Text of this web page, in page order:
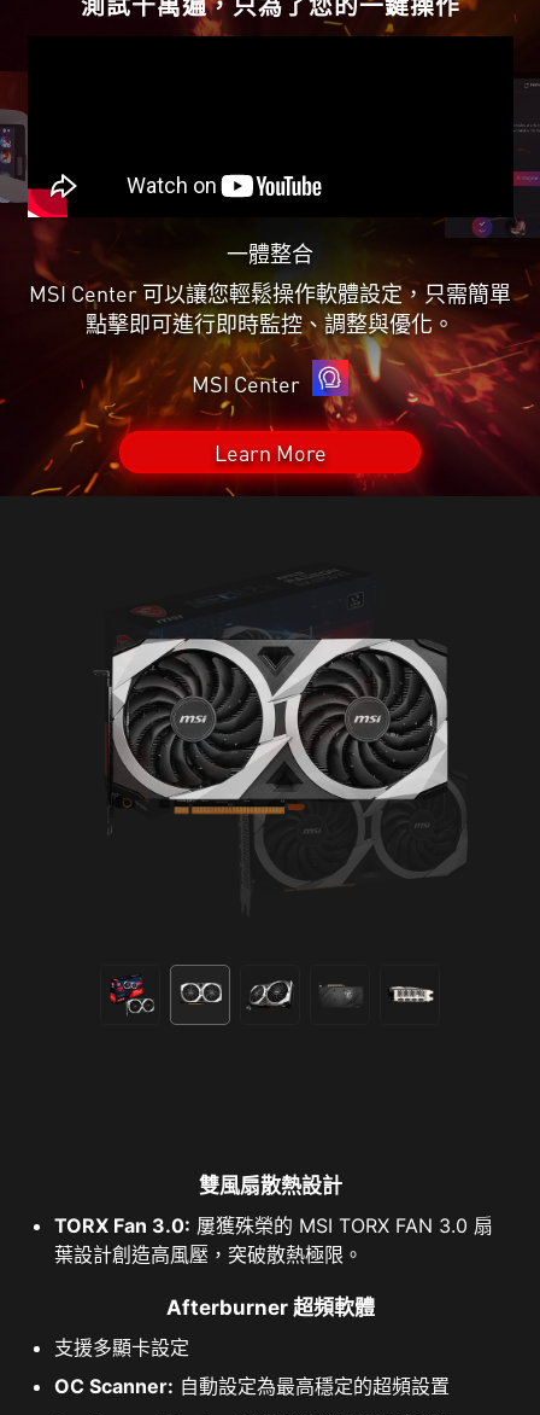
一體整合
MSI Center 可以讓您輕鬆操作軟體設定，只需簡單
點擊即可進行即時監控、調整與優化。
MSI Center
Learn More
雙風扇散熱設計
TORX Fan 3.0: 屢獲殊榮的 MSI TORX FAN 3.0 扇
葉設計創造高風壓，突破散熱極限。
Afterburner 超頻軟體
支援多顯卡設定
OC Scanner: 自動設定為最高穩定的超頻設置